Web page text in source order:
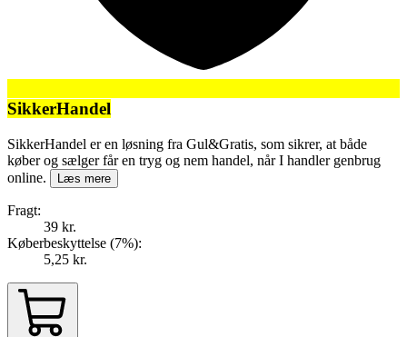
SikkerHandel
SikkerHandel er en løsning fra Gul&Gratis, som sikrer, at både
køber og sælger får en tryg og nem handel, når I handler genbrug
online.
Læs mere
Fragt:
39 kr.
Køberbeskyttelse (7%):
5,25 kr.